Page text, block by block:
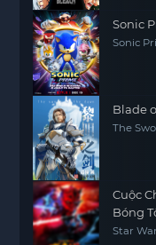
Sonic
Sonic
Blade
The
Cuộc
Bóng
Star